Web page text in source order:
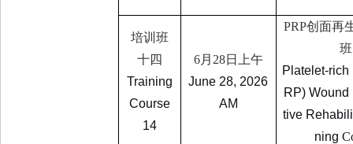
培训班
十四
Training
Course
14
6月 28日上午
June 28, 2026
AM
PRP创面再
班
Platelet-rich
RP) Wound
tive
ning